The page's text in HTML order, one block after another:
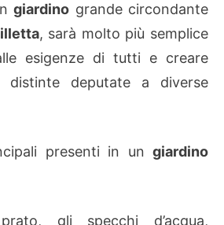
giardino grande circondante
, sarà molto più semplice
esigenze di tutti e creare
distinte deputate a diverse
presenti in un giardino
gli specchi d’acqua,